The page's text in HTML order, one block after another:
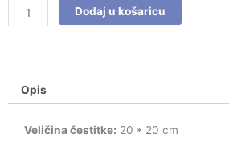
Dodaj u košaricu
Opis
Veličina čestitke: 20 * 20 cm